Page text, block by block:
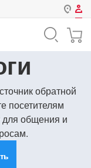
Казахстан
обратной
посетителям
для общения и